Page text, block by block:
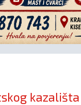
kazališta